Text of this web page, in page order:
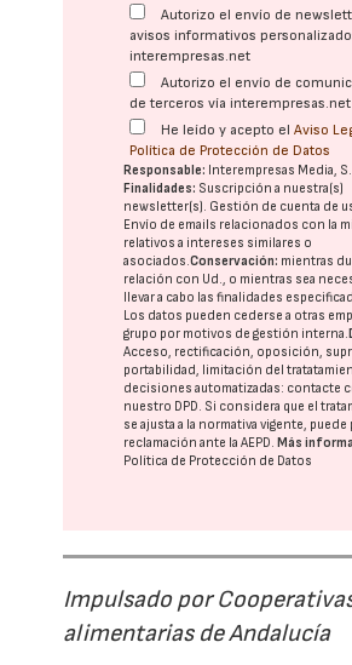
Autorizo el envío de
avisos informativos
interempresas.net
Autorizo el envío de
de terceros vía interempresas.net
He leído y acepto elAviso
Política de Protección de Datos
Responsable: Interempresas Media,
Finalidades: Suscripción a nuestra(s)
newsletter(s). Gestión de cuenta de
Envío de emails relacionados con la
relativos a intereses similares o
asociados.Conservación: mientras
relación con Ud., o mientras sea
llevar a cabo las finalidades
Los datos pueden cederse a otras
grupo por motivos de gestión interna.
Acceso, rectificación, oposición,
portabilidad, limitación del
decisiones automatizadas: contacte
nuestro DPD. Si considera que el
se ajusta a la normativa vigente,
reclamación ante laAEPD. Más
Política de Protección de Datos
Impulsado por
alimentarias de Andalucía